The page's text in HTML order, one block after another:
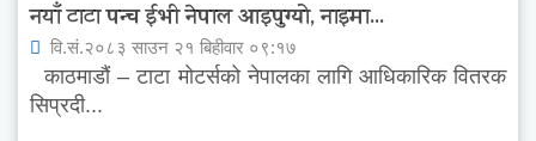
नयाँ टाटा पन्च ईभी नेपाल आइपुग्यो, नाइमा...
वि.सं.२०८३ साउन २१ बिहीवार ०९:१७
काठमाडौं – टाटा मोटर्सको नेपालका लागि आधिकारिक वितरक
सिप्रदी...